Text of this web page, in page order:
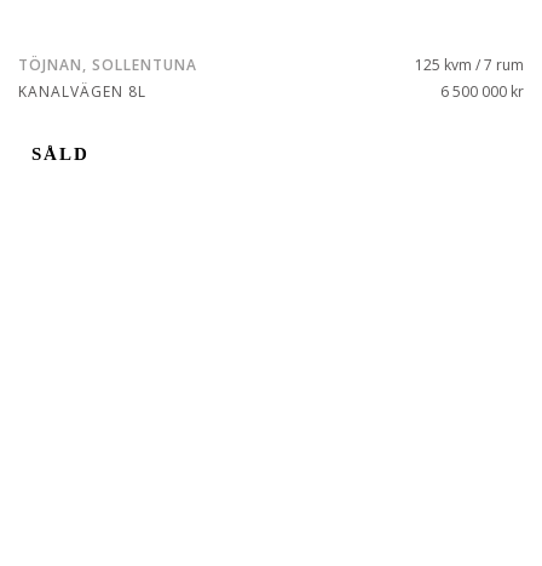
TÖJNAN, SOLLENTUNA
KANALVÄGEN 8L
125 kvm / 7 rum
6 500 000 kr
SÅLD